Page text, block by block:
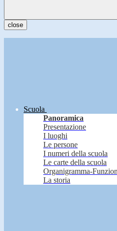
close
Scuola
Panoramica
Presentazione
I luoghi
Le persone
I numeri della scuola
Le carte della scuola
Organigramma-
La storia